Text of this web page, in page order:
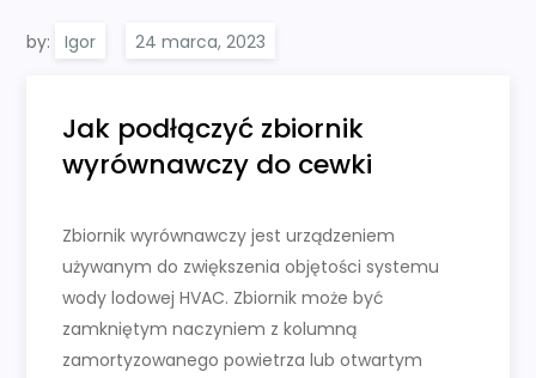
by: Igor
Jak podłączyć zbiornik
wyrównawczy do cewki
Zbiornik wyrównawczy jest urządzeniem
używanym do zwiększenia objętości systemu
wody lodowej HVAC. Zbiornik może być
zamkniętym naczyniem z kolumną
zamortyzowanego powietrza lub otwartym